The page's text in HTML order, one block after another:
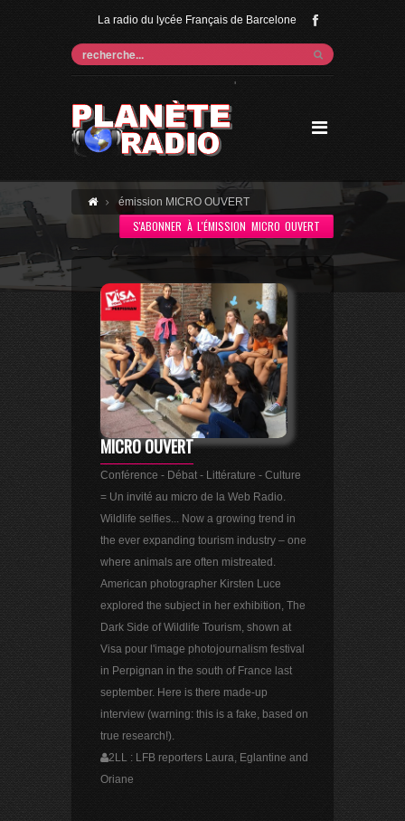
La radio du lycée Français de Barcelone
'
émission MICRO OUVERT
S'ABONNER À L'ÉMISSION MICRO OUVERT
MICRO OUVERT
Conférence - Débat - Littérature - Culture
= Un invité au micro de la Web Radio.
Wildlife selfies... Now a growing trend in
the ever expanding tourism industry – one
where animals are often mistreated.
American photographer Kirsten Luce
explored the subject in her exhibition, The
Dark Side of Wildlife Tourism, shown at
Visa pour l'image photojournalism festival
in Perpignan in the south of France last
september. Here is there made-up
interview (warning: this is a fake, based on
true research!).
2LL : LFB reporters Laura, Eglantine and
Oriane